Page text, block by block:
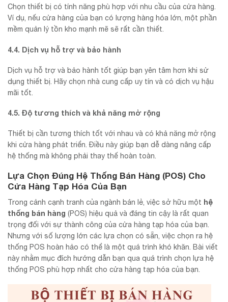
Chọn thiết bị có tính năng phù hợp với nhu cầu của cửa hàng.
Ví dụ, nếu cửa hàng của bạn có lượng hàng hóa lớn, một phần
mềm quản lý tồn kho mạnh mẽ sẽ rất cần thiết.
4.4. Dịch vụ hỗ trợ và bảo hành
Dịch vụ hỗ trợ và bảo hành tốt giúp bạn yên tâm hơn khi sử
dụng thiết bị. Hãy chọn nhà cung cấp uy tín và có dịch vụ hậu
mãi tốt.
4.5. Độ tương thích và khả năng mở rộng
Thiết bị cần tương thích tốt với nhau và có khả năng mở rộng
khi cửa hàng phát triển. Điều này giúp bạn dễ dàng nâng cấp
hệ thống mà không phải thay thế hoàn toàn.
Lựa Chọn Đúng Hệ Thống Bán Hàng (POS) Cho
Cửa Hàng Tạp Hóa Của Bạn
Trong cảnh cạnh tranh của ngành bán lẻ, việc sở hữu một hệ
thống bán hàng (POS) hiệu quả và đáng tin cậy là rất quan
trọng đối với sự thành công của cửa hàng tạp hóa của bạn.
Nhưng với số lượng lớn các lựa chọn có sẵn, việc chọn ra hệ
thống POS hoàn hảo có thể là một quá trình khó khăn. Bài viết
này nhằm mục đích hướng dẫn bạn qua quá trình chọn lựa hệ
thống POS phù hợp nhất cho cửa hàng tạp hóa của bạn.